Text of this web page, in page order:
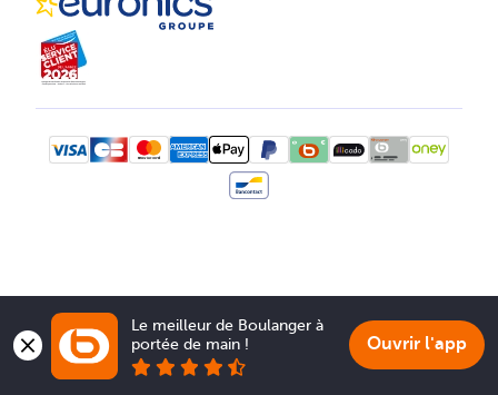
Le meilleur de Boulanger à
portée de main !
Ouvrir l'app